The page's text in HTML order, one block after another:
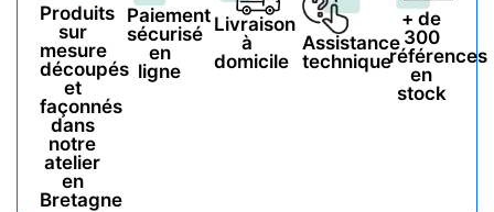
Produits
sur
mesure
découpés
et
façonnés
dans
notre
atelier
en
Bretagne
Paiement
sécurisé
en
ligne
Livraison
à
domicile
Assistance
technique
+ de
300
références
en
stock